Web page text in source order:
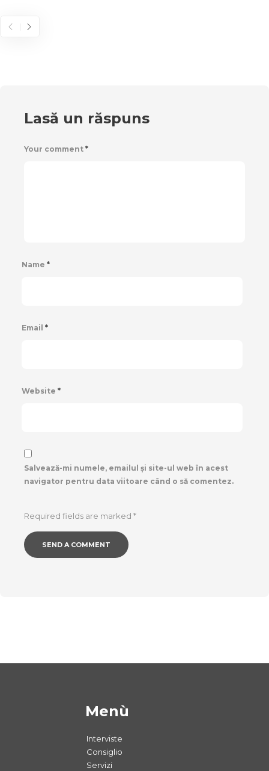
Lasă un răspuns
Your comment *
Name *
Email *
Website *
Salvează-mi numele, emailul și site-ul web în acest
navigator pentru data viitoare când o să comentez.
Required fields are marked *
Menù
Interviste
Consiglio
Servizi